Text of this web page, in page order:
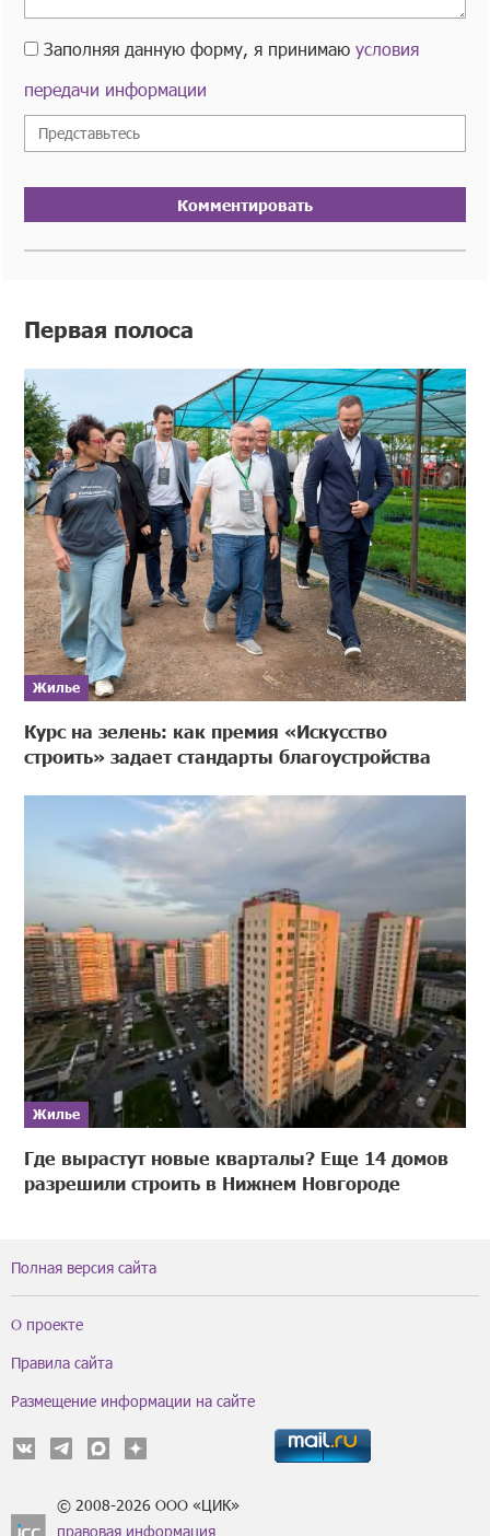
Заполняя данную форму, я принимаюусловия
передачи информации
Комментировать
Первая полоса
Жилье
Курс на зелень: как премия «Искусство
строить» задает стандарты благоустройства
Жилье
Где вырастут новые кварталы? Еще 14 домов
разрешили строить в Нижнем Новгороде
Полная версия сайта
О проекте
Правила сайта
Размещение информации на сайте
© 2008-2026 ООО «ЦИК»
правовая информация